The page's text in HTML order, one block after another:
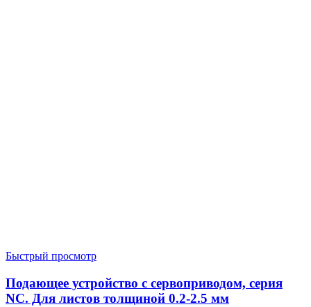
Быстрый просмотр
Подающее устройство с сервоприводом, серия
NC. Для листов толщиной 0.2-2.5 мм